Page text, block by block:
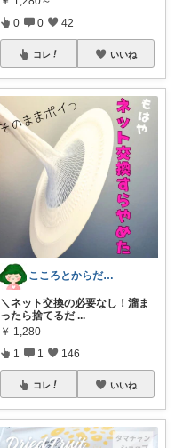
0 0 42
コレ いいね
こころとからだの余裕お手伝いROOM🍀
＼ネット交換の必要なし！溜ま
ったら捨てるだ ...
￥ 1,280
1 1 146
コレ いいね